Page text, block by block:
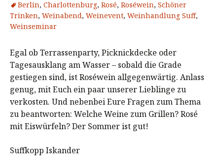
Berlin, Charlottenburg, Rosé, Roséwein, Schöner
Trinken, Weinabend, Weinevent, Weinhandlung Suff,
Weinseminar
Egal ob Terrassenparty, Picknickdecke oder
Tagesausklang am Wasser – sobald die Grade
gestiegen sind, ist Roséwein allgegenwärtig. Anlass
genug, mit Euch ein paar unserer Lieblinge zu
verkosten. Und nebenbei Eure Fragen zum Thema
zu beantworten: Welche Weine zum Grillen? Rosé
mit Eiswürfeln? Der Sommer ist gut!
Suffkopp Iskander